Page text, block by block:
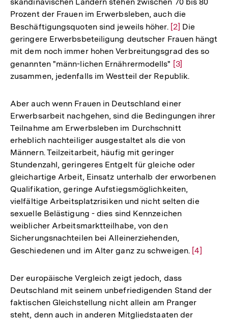
Prozent der Frauen im Erwerbsleben, auch die
Beschäftigungsquoten sind jeweils höher. Zur
Auflösung
der
Fußnote
[2] Die
geringere Erwerbsbeteiligung deutscher Frauen hängt
mit dem noch immer hohen Verbreitungsgrad des so
genannten "männ-lichen Ernährermodells" Zur
Auflösung
Fußnote
[3]
zusammen, jedenfalls im Westteil der Republik.
Aber auch wenn Frauen in Deutschland einer
Erwerbsarbeit nachgehen, sind die Bedingungen ihrer
Teilnahme am Erwerbsleben im Durchschnitt
erheblich nachteiliger ausgestaltet als die von
Männern. Teilzeitarbeit, häufig mit geringer
Stundenzahl, geringeres Entgelt für gleiche oder
gleichartige Arbeit, Einsatz unterhalb der erworbenen
Qualifikation, geringe Aufstiegsmöglichkeiten,
vielfältige Arbeitsplatzrisiken und nicht selten die
sexuelle Belästigung - dies sind Kennzeichen
weiblicher Arbeitsmarktteilhabe, von den
Sicherungsnachteilen bei Alleinerziehenden,
Geschiedenen und im Alter ganz zu schweigen. Zur
Fußnote
[4]
Der europäische Vergleich zeigt jedoch, dass
Deutschland mit seinem unbefriedigenden Stand der
faktischen Gleichstellung nicht allein am Pranger
steht, denn auch in anderen Mitgliedstaaten der